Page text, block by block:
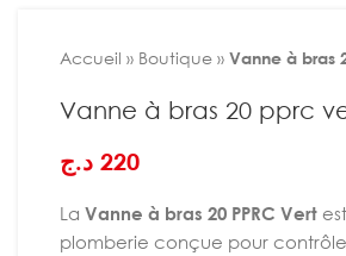
Accueil » Boutique » Vanne à bras
Vanne à bras 20 pprc
220 د.ج
La Vanne à bras 20 PPRC Vert
plomberie conçue pour